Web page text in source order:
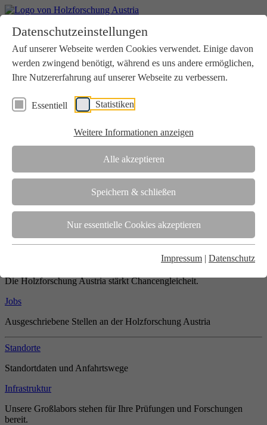
Datenschutzeinstellungen
Auf unserer Webseite werden Cookies verwendet. Einige davon
werden zwingend benötigt, während es uns andere ermöglichen,
Ihre Nutzererfahrung auf unserer Webseite zu verbessern.
Essentiell Statistiken
Weitere Informationen anzeigen
Alle akzeptieren
Speichern & schließen
Nur essentielle Cookies akzeptieren
Impressum | Datenschutz
Aktuelles
Downloads
Kontakt
Login
Verein
Wir unterstützen die Interessen der Holzbranche in enger
Zusammenarbeit mit Wissenschaft und Wirtschaft.
Die Holzforschung Austria ist akkreditierte Prüf-, Inspektions- und
Team
Unsere gesamte Kompetenz ist in unseren Mitarbeiter:innen
gebündelt
Die Holzforschung Austria stärkt Chancengleicheit.
Jobs
Ausgeschriebene Stellen an der Holzforschung Austria
Standorte
Standortdaten und Anfahrtswege
Infrastruktur
Unsere Großlabors stehen für Ihre Prüfungen und Forschungen
bereit.